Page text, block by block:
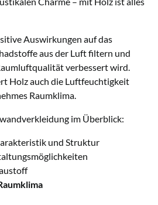
Auswirkungen auf das
aus der Luft filtern und
verbessert wird.
Holz auch die Luftfeuchtigkeit
Raumklima.
im Überblick:
und Struktur